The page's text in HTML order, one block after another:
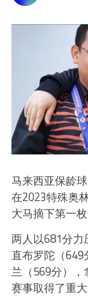
马来西亚保龄
在2023特殊奥
大马摘下第一枚
两人以681分
直布罗陀（
兰（569分）
赛事取得了重大